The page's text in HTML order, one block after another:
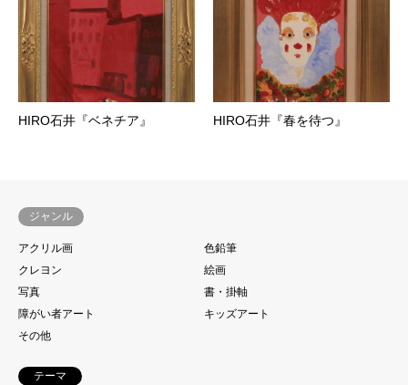
HIRO石井『ベネチア』 HIRO石井『春を待つ』
ジャンル
アクリル画
色鉛筆
クレヨン
絵画
写真
書・掛軸
障がい者アート
キッズアート
その他
テーマ